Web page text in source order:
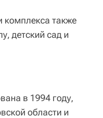
комплекса также
детский сад и
в 1994 году,
области и